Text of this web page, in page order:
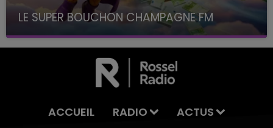
LE SUPER BOUCHON CHAMPAGNE FM
avec La Famille Champagne FM, à 8H10
ACCUEIL RADIO ACTUS